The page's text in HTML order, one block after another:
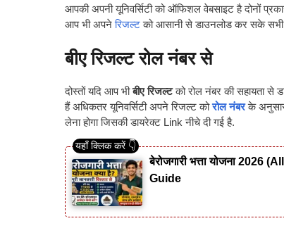
आपकी अपनी यूनिवर्सिटी को ऑफिशल वेबसाइट है दोनों
आप भी अपनेरिजल्टको आसानी से डाउनलोड कर सके
बीए रिजल्ट रोल नंबर से
दोस्तों यदि आप भीबीए रिजल्टको रोल नंबर की सहायता से
हैं अधिकतर यूनिवर्सिटी अपने रिजल्ट कोरोल नंबर के
लेना होगा जिसकी डायरेक्ट Link नीचे दी गई है.
बेरोजगारी भत्ता योजना
Guide